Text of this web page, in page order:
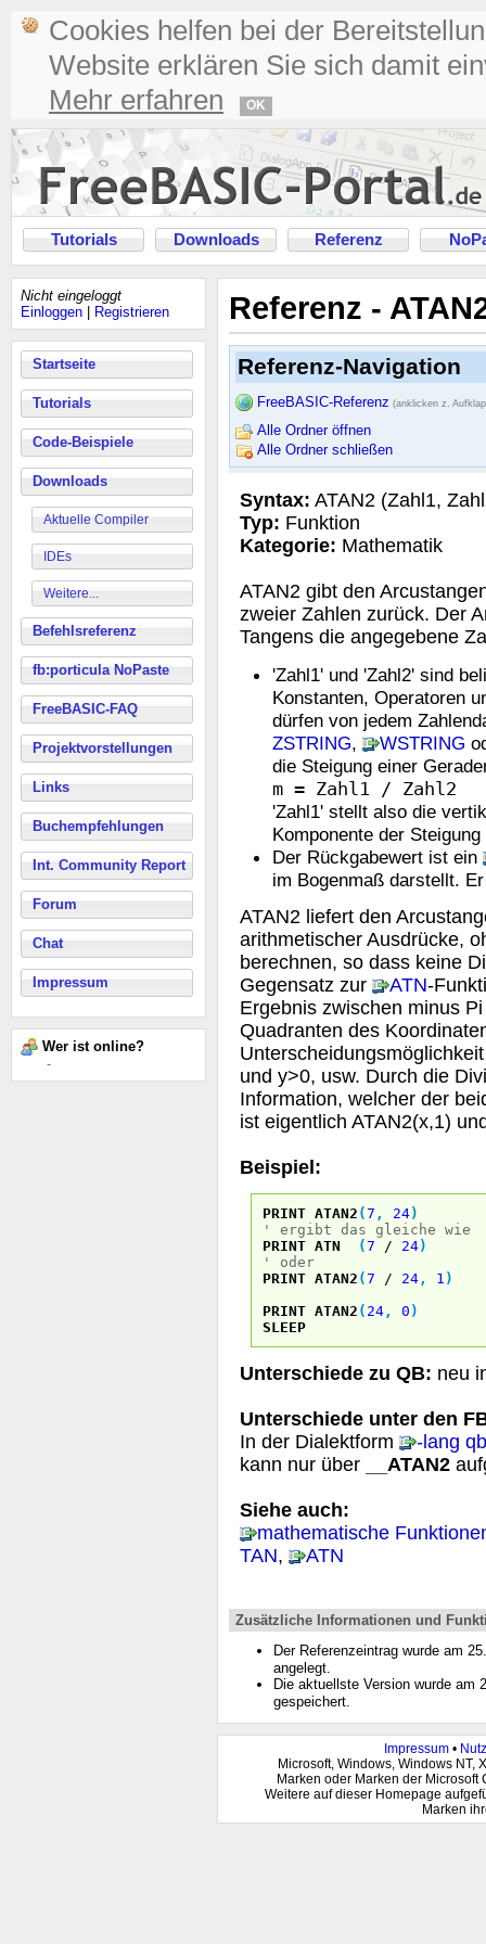
Cookies helfen bei der
Website erklären Sie sich damit
Mehr erfahren
OK
Tutorials Downloads Referenz
Nicht eingeloggt
Einloggen
Registrieren
Startseite
Tutorials
Code-Beispiele
Downloads
Aktuelle Compiler
IDEs
Weitere...
Befehlsreferenz
fb:porticula NoPaste
FreeBASIC-FAQ
Projektvorstellungen
Links
Buchempfehlungen
Int. Community Report
Forum
Chat
Impressum
Wer ist online?
-
Referenz -
Referenz-Navigation
FreeBASIC-Referenz (anklicken z.
Alle Ordner öffnen
Alle Ordner schließen
Syntax: ATAN2 (Zahl1,
Typ: Funktion
Kategorie: Mathematik
ATAN2 gibt den
zweier Zahlen zurück. Der
Tangens die angegebene
'Zahl1' und 'Zahl2' sind
Konstanten, Operatoren
dürfen von jedem
ZSTRING, WSTRING
die Steigung einer
m = Zahl1 / Zahl2
'Zahl1' stellt also die
Komponente der Steigung
Der Rückgabewert ist ein
im Bogenmaß darstellt.
ATAN2 liefert den
arithmetischer Ausdrücke,
berechnen, so dass keine
Gegensatz zur
ATN-
Ergebnis zwischen minus
Quadranten des
und y>0, usw. Durch die
Information, welcher der
ist eigentlich ATAN2(x,1)
Beispiel:
PRINT ATAN2 (7 , 24)
' ergibt das gleiche wie
PRINT ATN (7 / 24)
' oder
PRINT ATAN2 (7 / 24, 1 )
PRINT ATAN2 ( 24, 0 )
SLEEP
Unterschiede zu QB: neu
Unterschiede unter den
In der Dialektform
-lang qb
kann nur über
__ATAN2
Siehe auch:
mathematische
TAN, ATN
Zusätzliche Informationen und
Der Referenzeintrag wurde am
angelegt.
Die aktuellste Version wurde am
gespeichert.
Impressum•
Microsoft, Windows, Windows NT,
Marken oder Marken der
Weitere auf dieser Homepage
Marken